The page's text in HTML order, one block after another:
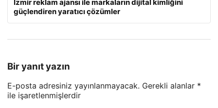
İzmir reklam ajansı ile markaların dijital kimliğini
güçlendiren yaratıcı çözümler
Bir yanıt yazın
E-posta adresiniz yayınlanmayacak. Gerekli alanlar *
ile işaretlenmişlerdir